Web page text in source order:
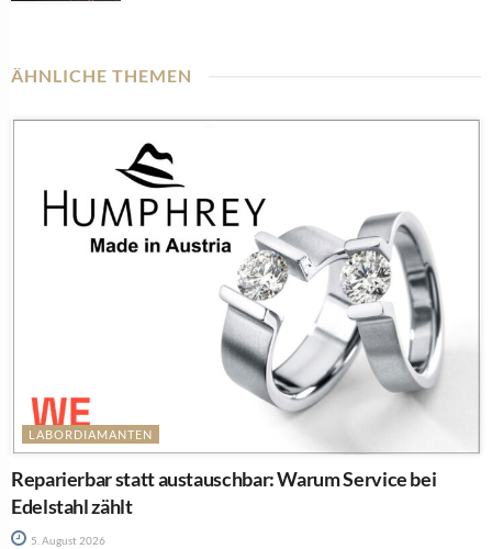
ÄHNLICHE THEMEN
LABORDIAMANTEN
Reparierbar statt austauschbar: Warum Service bei
Edelstahl zählt
5. August 2026